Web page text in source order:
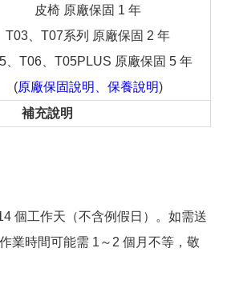
皮椅 原廠保固 1 年
T03、T07系列 原廠保固 2 年
、T06、T05PLUS 原廠保固 5 年
(原廠保固說明、保養說明)
補充說明
個工作天（不含例假日）。如需送
業時間可能需 1～2 個月不等，敬